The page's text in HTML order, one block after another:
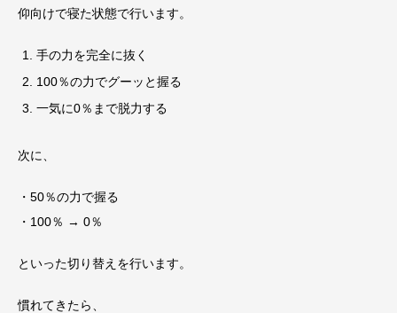
仰向けで寝た状態で行います。
手の力を完全に抜く
100％の力でグーッと握る
一気に0％まで脱力する
次に、
・50％の力で握る
・100％ → 0％
といった切り替えを行います。
慣れてきたら、